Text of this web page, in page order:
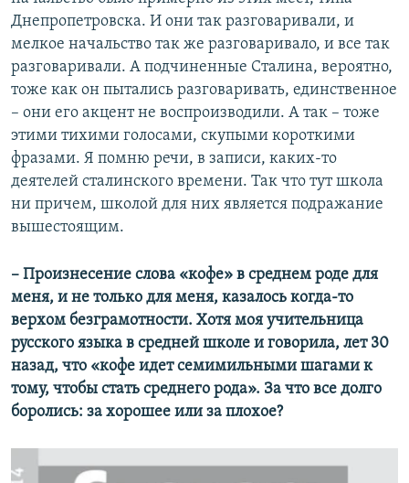
Днепропетровска. И они так разговаривали, и
мелкое начальство так же разговаривало, и все так
разговаривали. А подчиненные Сталина, вероятно,
тоже как он пытались разговаривать, единственное
– они его акцент не воспроизводили. А так – тоже
этими тихими голосами, скупыми короткими
фразами. Я помню речи, в записи, каких-то
деятелей сталинского времени. Так что тут школа
ни причем, школой для них является подражание
вышестоящим.
– Произнесение слова «кофе» в среднем роде для
меня, и не только для меня, казалось когда-то
верхом безграмотности. Хотя моя учительница
русского языка в средней школе и говорила, лет 30
назад, что «кофе идет семимильными шагами к
тому, чтобы стать среднего рода». За что все долго
боролись: за хорошее или за плохое?